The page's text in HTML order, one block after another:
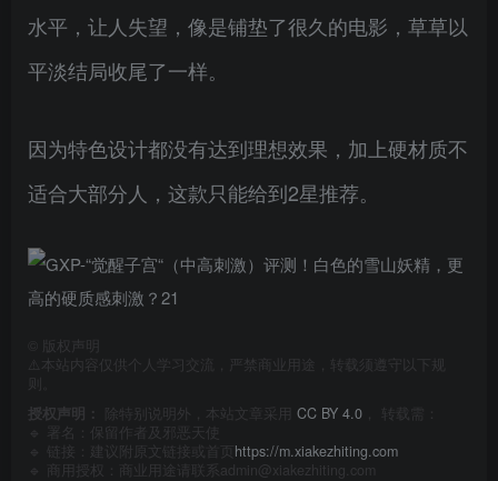
水平，让人失望，像是铺垫了很久的电影，草草以
平淡结局收尾了一样。
因为特色设计都没有达到理想效果，加上硬材质不
适合大部分人，这款只能给到2星推荐。
版权声明
⚠️本站内容仅供个人学习交流，严禁商业用途，转载须遵守以下规
授权声明：
除特别说明外，本站文章采用 CC BY 4.0 ， 转载需：
🔹 署名：保留作者及 邪恶天使
🔹 链接：建议附原文链接或首页 https://m.xiakezhiting.com
🔹 商用授权：商业用途请联系admin@xiakezhiting.com